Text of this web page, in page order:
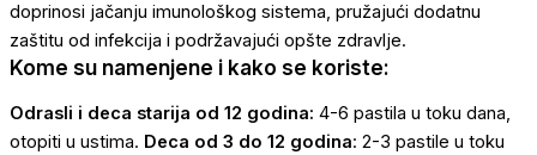
doprinosi jačanju imunološkog sistema, pružajući dodatnu
zaštitu od infekcija i podržavajući opšte zdravlje.
Kome su namenjene i kako se koriste:
Odrasli i deca starija od 12 godina: 4-6 pastila u toku dana,
otopiti u ustima. Deca od 3 do 12 godina: 2-3 pastile u toku